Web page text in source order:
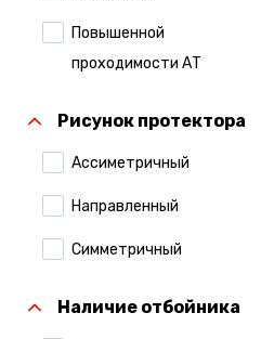
Gislaved
Повышенной
проходимости АТ
Рисунок протектора
Ассиметричный
Направленный
Симметричный
Наличие отбойника